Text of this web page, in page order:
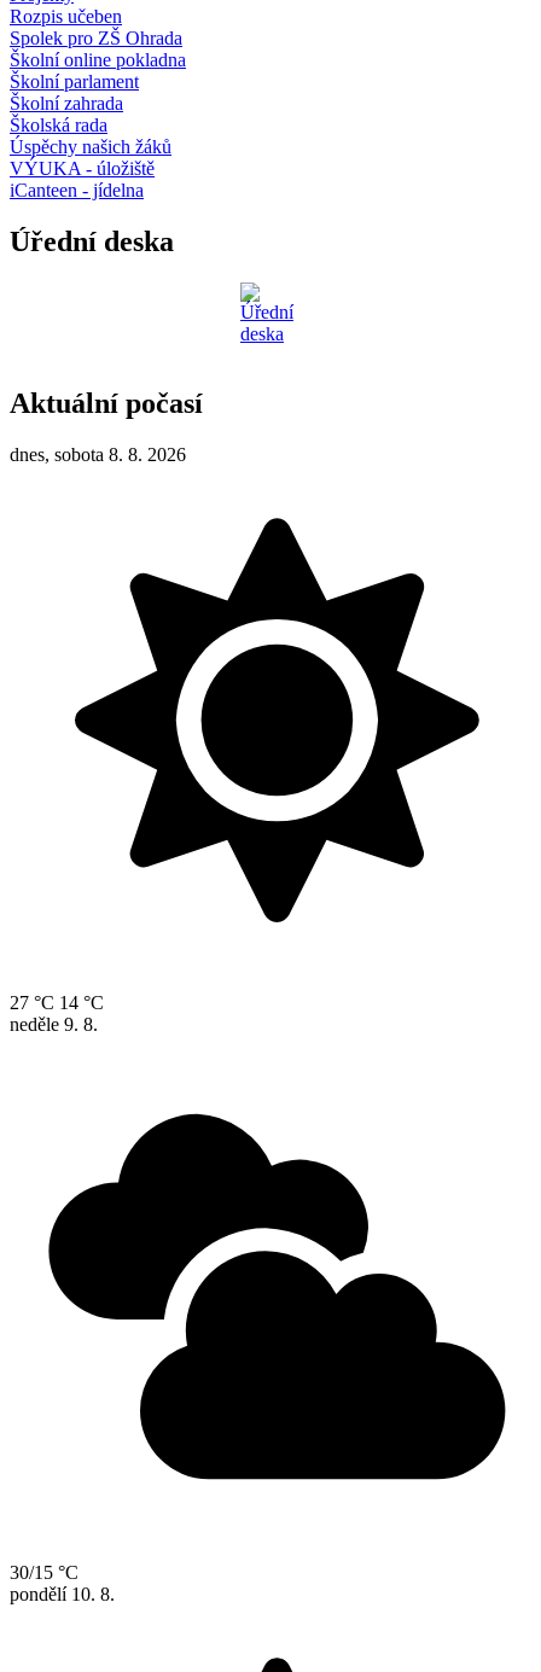
Rozpis učeben
Spolek pro ZŠ Ohrada
Školní online pokladna
Školní parlament
Školní zahrada
Školská rada
Úspěchy našich žáků
VÝUKA - úložiště
iCanteen - jídelna
Úřední deska
Aktuální počasí
dnes, sobota 8. 8. 2026
27 °C 14 °C
neděle 9. 8.
30/15 °C
pondělí 10. 8.